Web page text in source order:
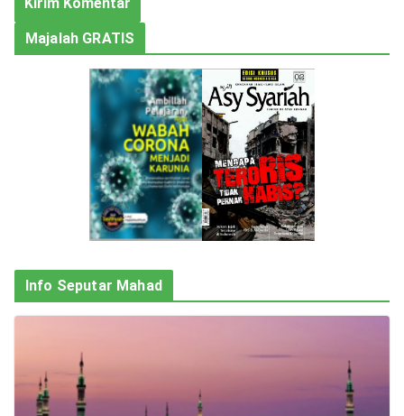
Majalah GRATIS
Info Seputar Mahad